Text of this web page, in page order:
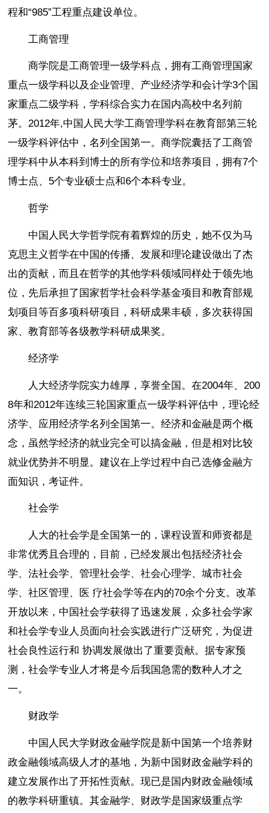
程和“985”工程重点建设单位。
工商管理
商学院是工商管理一级学科点，拥有工商管理国家
重点一级学科以及企业管理、产业经济学和会计学3个国
家重点二级学科，学科综合实力在国内高校中名列前
茅。2012年,中国人民大学工商管理学科在教育部第三轮
一级学科评估中，名列全国第一。商学院囊括了工商管
理学科中从本科到博士的所有学位和培养项目，拥有7个
博士点、5个专业硕士点和6个本科专业。
哲学
中国人民大学哲学院有着辉煌的历史，她不仅为马
克思主义哲学在中国的传播、发展和理论建设做出了杰
出的贡献，而且在哲学的其他学科领域同样处于领先地
位，先后承担了国家哲学社会科学基金项目和教育部规
划项目等百多项科研项目，科研成果丰硕，多次获得国
家、教育部等各级教学科研成果奖。
经济学
人大经济学院实力雄厚，享誉全国。在2004年、200
8年和2012年连续三轮国家重点一级学科评估中，理论经
济学、应用经济学名列全国第一。经济和金融是两个概
念，虽然学经济的就业完全可以搞金融，但是相对比较
就业优势并不明显。建议在上学过程中自己选修金融方
面知识，考证件。
社会学
人大的社会学是全国第一的，课程设置和师资都是
非常优秀且合理的，目前，已经发展出包括经济社会
学、法社会学、管理社会学、社会心理学、城市社会
学、社区管理、医 疗社会学等在内的70余个分支。改革
开放以来，中国社会学获得了迅速发展，众多社会学家
和社会学专业人员面向社会实践进行广泛研究，为促进
社会良性运行和 协调发展做出了重要贡献。据专家预
测，社会学专业人才将是今后我国急需的数种人才之
一。
财政学
中国人民大学财政金融学院是新中国第一个培养财
政金融领域高级人才的基地，为新中国财政金融学科的
建立发展作出了开拓性贡献。现已是国内财政金融领域
的教学科研重镇。其金融学、财政学是国家级重点学